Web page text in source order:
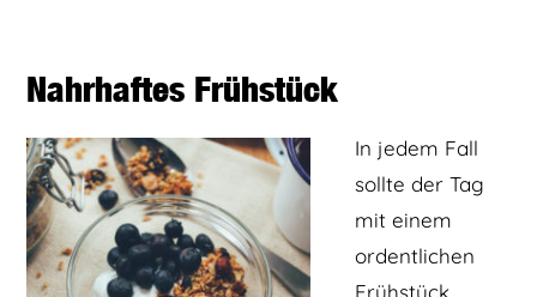
Nahrhaftes Frühstück
In jedem Fall
sollte der Tag
mit einem
ordentlichen